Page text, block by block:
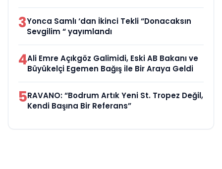
3Yonca Samlı ‘dan İkinci Tekli “Donacaksın
Sevgilim “ yayımlandı
4Ali Emre Açıkgöz Galimidi, Eski AB Bakanı ve
Büyükelçi Egemen Bağış ile Bir Araya Geldi
5RAVANO: “Bodrum Artık Yeni St. Tropez Değil,
Kendi Başına Bir Referans”